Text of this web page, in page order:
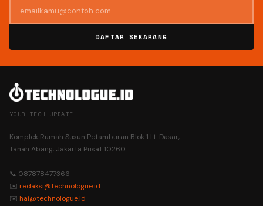
DAFTAR SEKARANG
YOUR TECH UPDATE
Komplek Rumah Susun Petamburan Blok 1 Lt. Dasar,
Tanah Abang, Jakarta Pusat 10260
📞 087878477366
✉️ redaksi@technologue.id
✉️ hai@technologue.id